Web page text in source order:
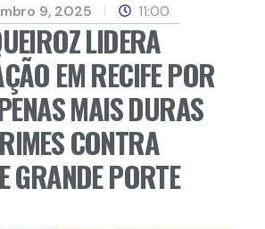
9, 2025 11:00
LIDERA
EM RECIFE POR
MAIS DURAS
CONTRA
GRANDE PORTE